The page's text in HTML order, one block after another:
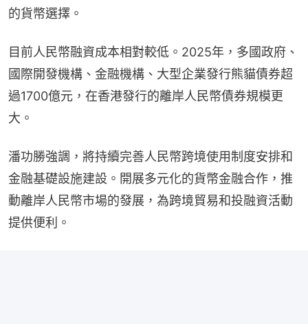
的貨幣選擇。
目前人民幣融資成本相對較低。2025年，多國政府、
國際開發機構、金融機構、大型企業發行熊貓債券超
過1700億元，在香港發行的離岸人民幣債券規模更
大。
潘功勝強調，將持續完善人民幣跨境使用制度安排和
金融基礎設施建設。開展多元化的貨幣金融合作，推
動離岸人民幣市場的發展，為跨境貿易和投融資活動
提供便利。